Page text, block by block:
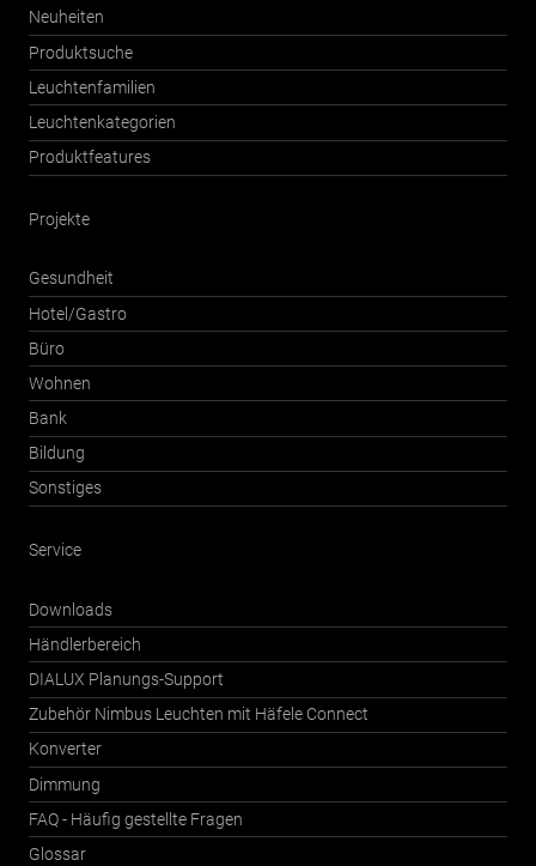
Neuheiten
Produktsuche
Leuchtenfamilien
Leuchtenkategorien
Produktfeatures
Projekte
Gesundheit
Hotel/Gastro
Büro
Wohnen
Bank
Bildung
Sonstiges
Service
Downloads
Händlerbereich
DIALUX Planungs-Support
Zubehör Nimbus Leuchten mit Häfele Connect
Konverter
Dimmung
FAQ - Häufig gestellte Fragen
Glossar